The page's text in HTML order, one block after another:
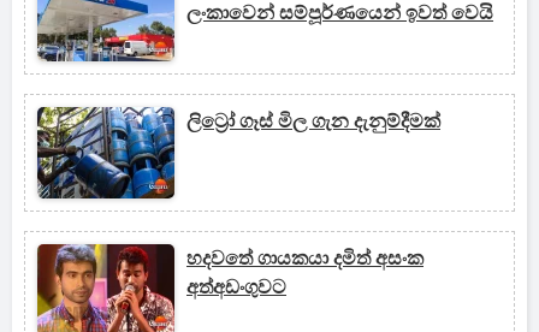
ලංකාවෙන් සම්පූර්ණයෙන් ඉවත් වෙයි
ලිට්‍රෝ ගෑස් මිල ගැන දැනුම්දීමක්
හදවතේ ගායකයා දමිත් අසංක
අත්අඩංගුවට